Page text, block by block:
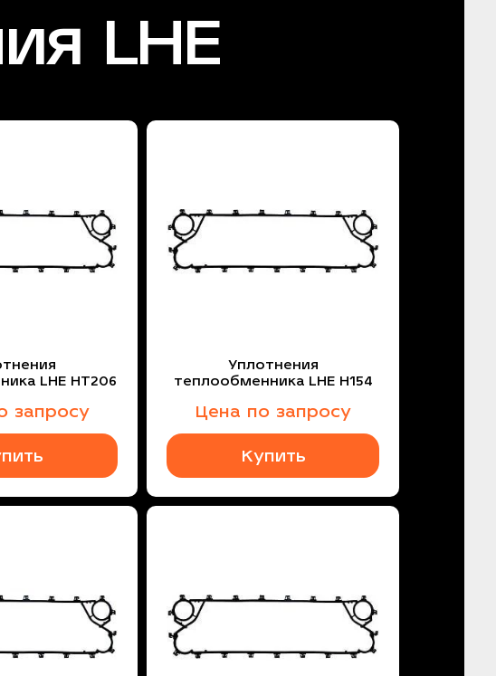
LHE
LHE HT206
запросу
Уплотнения
теплообменника LHE H154
Цена по запросу
Купить